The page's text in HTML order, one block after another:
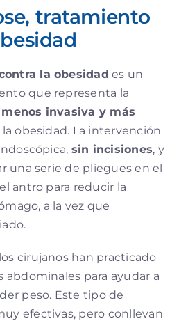
tratamiento
la obesidad es un
que representa la
menos invasiva y más
la obesidad. La intervención
sin incisiones, y
una serie de pliegues en el
antro para reducir la
a la vez que
cirujanos han practicado
abdominales para ayudar a
peso. Este tipo de
efectivas, pero conllevan